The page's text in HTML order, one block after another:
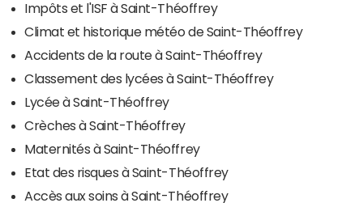
Impôts et l'ISF à Saint-Théoffrey
Climat et historique météo de Saint-Théoffrey
Accidents de la route à Saint-Théoffrey
Classement des lycées à Saint-Théoffrey
Lycée à Saint-Théoffrey
Crèches à Saint-Théoffrey
Maternités à Saint-Théoffrey
Etat des risques à Saint-Théoffrey
Accès aux soins à Saint-Théoffrey